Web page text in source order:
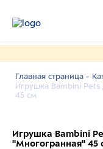
Главная страница -
Игрушка Bambini
45 см
Игрушка Bambini
"Многогранная" 45